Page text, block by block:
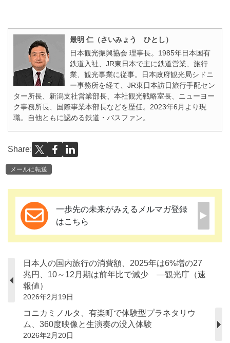
最明 仁（さいみょう ひとし）
日本観光振興協会 理事長。1985年日本国有
鉄道入社、JR東日本で主に鉄道営業、旅行
業、観光事業に従事。日本政府観光局シドニ
ー事務所を経て、JR東日本訪日旅行手配セン
ター所長、新潟支社営業部長、本社観光戦略室長、ニューヨー
ク事務所長、国際事業本部長などを歴任。2023年6月より現
職。自他ともに認める鉄道・バスファン。
Share:
メールに転送
一歩先の未来がみえるメルマガ登録
はこちら
日本人の国内旅行の消費額、2025年は6%増の27
兆円、10～12月期は前年比で減少 ―観光庁（速
報値）
2026年2月19日
コニカミノルタ、有楽町で体験型プラネタリウ
ム、360度映像と生演奏の没入体験
2026年2月20日